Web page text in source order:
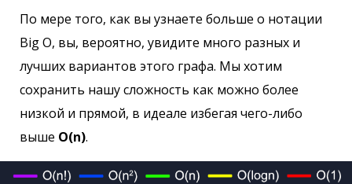
По мере того, как вы узнаете больше о нотации
Big O, вы, вероятно, увидите много разных и
лучших вариантов этого графа. Мы хотим
сохранить нашу сложность как можно более
низкой и прямой, в идеале избегая чего-либо
выше O(n).